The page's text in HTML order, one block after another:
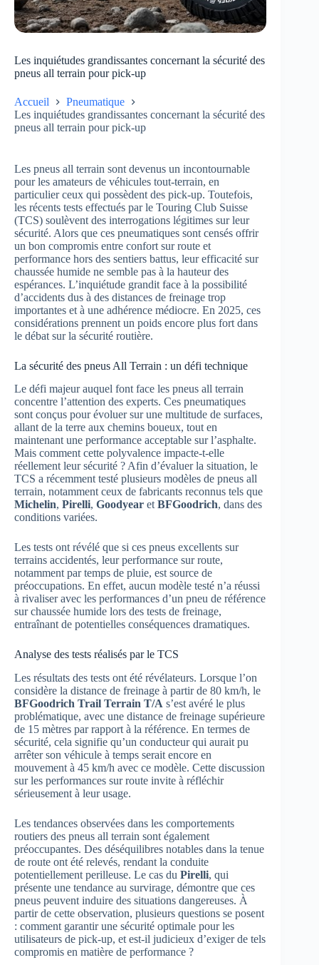
Les inquiétudes grandissantes concernant la sécurité des
pneus all terrain pour pick-up
Accueil
Pneumatique
Les inquiétudes grandissantes concernant la sécurité des
pneus all terrain pour pick-up
Les pneus all terrain sont devenus un incontournable
pour les amateurs de véhicules tout-terrain, en
particulier ceux qui possèdent des pick-up. Toutefois,
les récents tests effectués par le Touring Club Suisse
(TCS) soulèvent des interrogations légitimes sur leur
sécurité. Alors que ces pneumatiques sont censés offrir
un bon compromis entre confort sur route et
performance hors des sentiers battus, leur efficacité sur
chaussée humide ne semble pas à la hauteur des
espérances. L’inquiétude grandit face à la possibilité
d’accidents dus à des distances de freinage trop
importantes et à une adhérence médiocre. En 2025, ces
considérations prennent un poids encore plus fort dans
le débat sur la sécurité routière.
La sécurité des pneus All Terrain : un défi technique
Le défi majeur auquel font face les pneus all terrain
concentre l’attention des experts. Ces pneumatiques
sont conçus pour évoluer sur une multitude de surfaces,
allant de la terre aux chemins boueux, tout en
maintenant une performance acceptable sur l’asphalte.
Mais comment cette polyvalence impacte-t-elle
réellement leur sécurité ? Afin d’évaluer la situation, le
TCS a récemment testé plusieurs modèles de pneus all
terrain, notamment ceux de fabricants reconnus tels que
Michelin, Pirelli, Goodyear et BFGoodrich, dans des
conditions variées.
Les tests ont révélé que si ces pneus excellents sur
terrains accidentés, leur performance sur route,
notamment par temps de pluie, est source de
préoccupations. En effet, aucun modèle testé n’a réussi
à rivaliser avec les performances d’un pneu de référence
sur chaussée humide lors des tests de freinage,
entraînant de potentielles conséquences dramatiques.
Analyse des tests réalisés par le TCS
Les résultats des tests ont été révélateurs. Lorsque l’on
considère la distance de freinage à partir de 80 km/h, le
BFGoodrich Trail Terrain T/A s’est avéré le plus
problématique, avec une distance de freinage supérieure
de 15 mètres par rapport à la référence. En termes de
sécurité, cela signifie qu’un conducteur qui aurait pu
arrêter son véhicule à temps serait encore en
mouvement à 45 km/h avec ce modèle. Cette discussion
sur les performances sur route invite à réfléchir
sérieusement à leur usage.
Les tendances observées dans les comportements
routiers des pneus all terrain sont également
préoccupantes. Des déséquilibres notables dans la tenue
de route ont été relevés, rendant la conduite
potentiellement perilleuse. Le cas du Pirelli, qui
présente une tendance au survirage, démontre que ces
pneus peuvent induire des situations dangereuses. À
partir de cette observation, plusieurs questions se posent
: comment garantir une sécurité optimale pour les
utilisateurs de pick-up, et est-il judicieux d’exiger de tels
compromis en matière de performance ?